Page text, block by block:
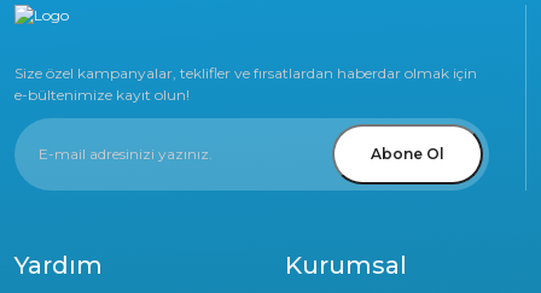
Size özel kampanyalar, teklifler ve fırsatlardan haberdar olmak için
e-bültenimize kayıt olun!
Abone Ol
Kurumsal
Yardım